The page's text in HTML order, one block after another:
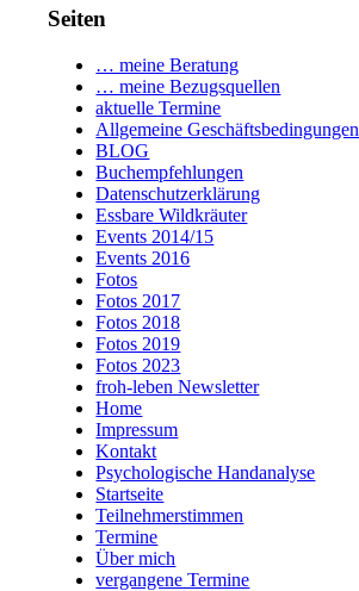
Seiten
… meine Beratung
… meine Bezugsquellen
aktuelle Termine
Allgemeine Geschäftsbedingungen
BLOG
Buchempfehlungen
Datenschutzerklärung
Essbare Wildkräuter
Events 2014/15
Events 2016
Fotos
Fotos 2017
Fotos 2018
Fotos 2019
Fotos 2023
froh-leben Newsletter
Home
Impressum
Kontakt
Psychologische Handanalyse
Startseite
Teilnehmerstimmen
Termine
Über mich
vergangene Termine